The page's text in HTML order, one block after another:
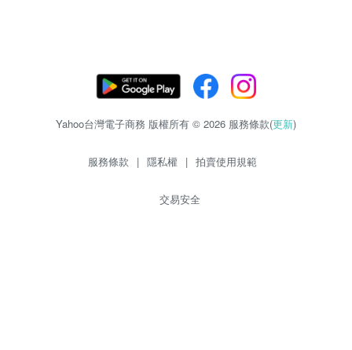
Yahoo台灣電子商務 版權所有 © 2026 服務條款(更新)
服務條款 | 隱私權 | 拍賣使用規範
交易安全